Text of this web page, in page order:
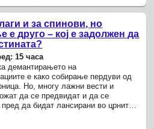
и за спинови, но
е друго – кој е задолжен да
15 часа
демантирањето на
е како собирање пердуви од
Но, многу лажни вести и
да се предвидат и да се
пред да бидат лансирани во црните